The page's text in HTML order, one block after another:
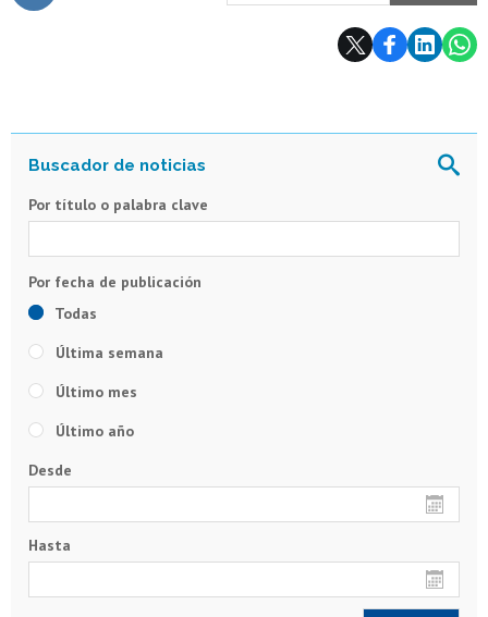
Por título o palabra clave
Todas
Última semana
Último mes
Último año
Desde
Hasta